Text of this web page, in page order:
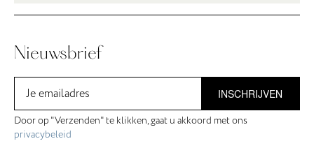
Nieuwsbrief
INSCHRIJVEN
Door op "Verzenden" te klikken, gaat u akkoord met ons
privacybeleid